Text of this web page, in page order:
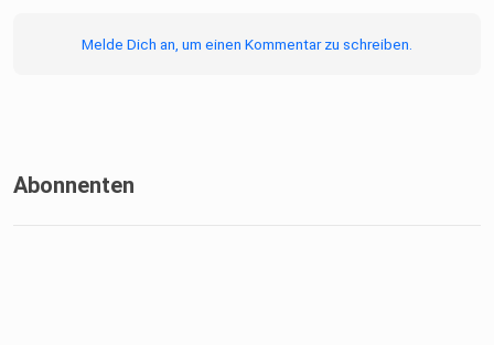
Melde Dich an, um einen Kommentar zu schreiben.
Abonnenten